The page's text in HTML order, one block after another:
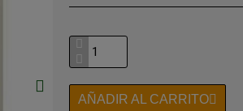
AÑADIR AL CARRITO